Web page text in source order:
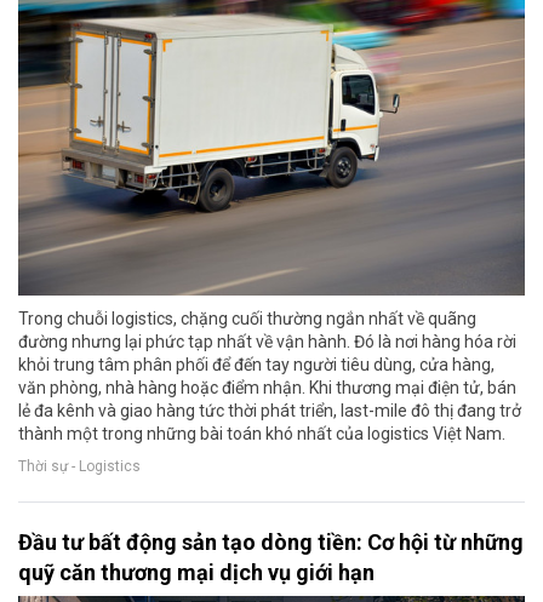
Trong chuỗi logistics, chặng cuối thường ngắn nhất về quãng
đường nhưng lại phức tạp nhất về vận hành. Đó là nơi hàng hóa rời
khỏi trung tâm phân phối để đến tay người tiêu dùng, cửa hàng,
văn phòng, nhà hàng hoặc điểm nhận. Khi thương mại điện tử, bán
lẻ đa kênh và giao hàng tức thời phát triển, last-mile đô thị đang trở
thành một trong những bài toán khó nhất của logistics Việt Nam.
Thời sự - Logistics
Đầu tư bất động sản tạo dòng tiền: Cơ hội từ những
quỹ căn thương mại dịch vụ giới hạn